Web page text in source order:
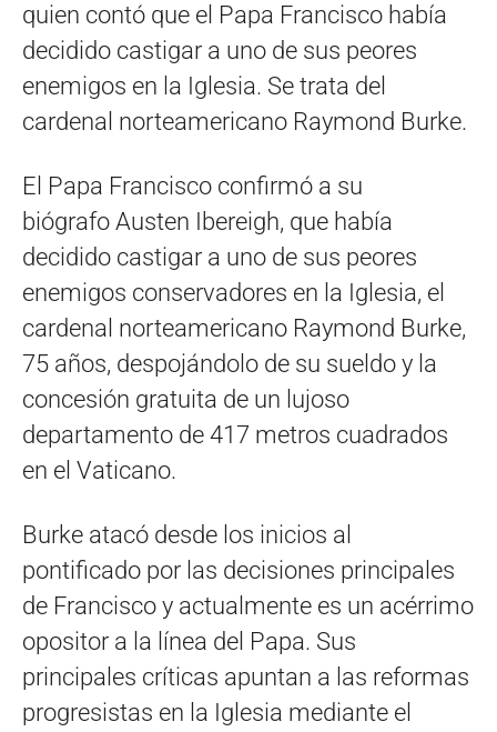
quien contó que el Papa Francisco había
decidido castigar a uno de sus peores
enemigos en la Iglesia. Se trata del
cardenal norteamericano Raymond Burke.
El Papa Francisco confirmó a su
biógrafo Austen Ibereigh, que había
decidido castigar a uno de sus peores
enemigos conservadores en la Iglesia, el
cardenal norteamericano Raymond Burke,
75 años, despojándolo de su sueldo y la
concesión gratuita de un lujoso
departamento de 417 metros cuadrados
en el Vaticano.
Burke atacó desde los inicios al
pontificado por las decisiones principales
de Francisco y actualmente es un acérrimo
opositor a la línea del Papa. Sus
principales críticas apuntan a las reformas
progresistas en la Iglesia mediante el